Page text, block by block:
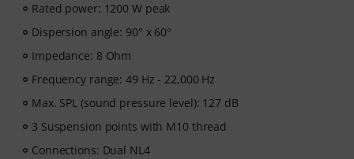
Rated power: 1200 W peak
Dispersion angle: 90° x 60°
Impedance: 8 Ohm
Frequency range: 49 Hz - 22,000 Hz
Max. SPL (sound pressure level): 127 dB
3 Suspension points with M10 thread
Connections: Dual NL4